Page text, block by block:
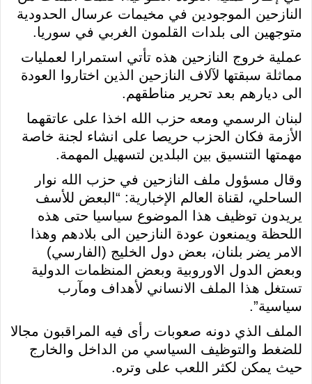
النازحين الموجودين في مخيمات عرسال الحدودية
متوجهين الى بلدات القلمون الغربي في سوريا.
عملية خروج النازحين هذه تأتي استمرارا لعمليات
مماثلة سبقتها لآلاف النازحين الذين اختاروا العودة
الى ديارهم بعد تحرير مناطقهم.
لبنان الرسمي ومعه حزب الله اخذا على عاتقهما
الأزمة فكان الحزب حريصا على انشاء لجنة خاصة
مهمتها التنسيق بين البلدين لتسهيل المهمة.
وقال مسؤول ملف النازحين في حزب الله نوار
الساحلي، لقناة العالم الإخبارية: “البعض للأسف
يريدون توظيف هذا الموضوع سياسيا حتى هذه
اللحظة ويمنعون عودة النازحين الى بلادهم وهذا
الامر يضر بلنان، بعض دول الخليج (الفارسي)
وبعض الدول الاوروبية وبعض المنظمات الدولية
تستغل هذا الملف الانساني لأهداف ومآرب
سياسية”.
الملف الذي دونه صعوبات رأى فيه المراقبون مجالا
للضغط والتوظيف السياسي من الداخل والخارج
حيث يمكن لكثر اللعب على وتره.